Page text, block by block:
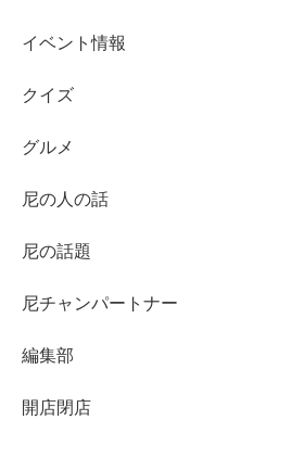
イベント情報
クイズ
グルメ
尼の人の話
尼の話題
尼チャンパートナー
編集部
開店閉店